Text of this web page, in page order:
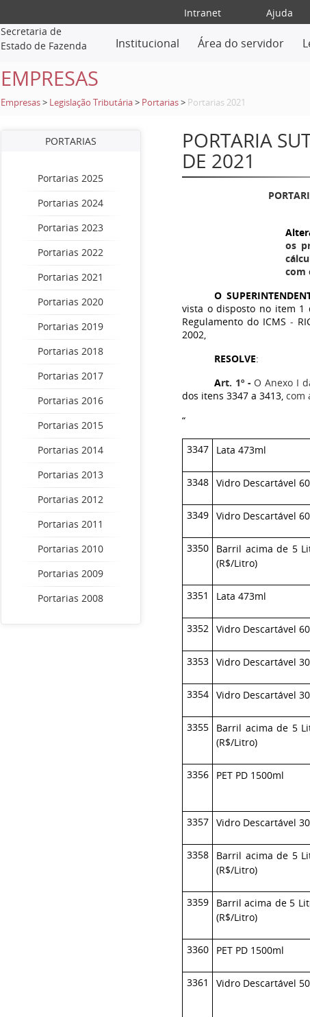
Intranet Ajuda
Secretaria de
Estado de Fazenda
Institucional Área do servidor
EMPRESAS
Empresas > Legislação Tributária > Portarias > Portarias 2021
PORTARIAS
Portarias 2025
Portarias 2024
Portarias 2023
Portarias 2022
Portarias 2021
Portarias 2020
Portarias 2019
Portarias 2018
Portarias 2017
Portarias 2016
Portarias 2015
Portarias 2014
Portarias 2013
Portarias 2012
Portarias 2011
Portarias 2010
Portarias 2009
Portarias 2008
PORTARIA
DE 2021
os
com
O
vista o disposto no item 1
Regulamento do ICMS -
2002,
RESOLVE:
Art. 1º - O Anexo I
dos itens 3347 a 3413, com
“
3347 Lata 473ml
3348 Vidro Descartável
3349 Vidro Descartável
3350
Barril acima de 5
(R$/Litro)
3351 Lata 473ml
3352 Vidro Descartável
3353 Vidro Descartável
3354 Vidro Descartável
3355
Barril acima de 5
(R$/Litro)
3356 PET PD 1500ml
3357 Vidro Descartável
3358
Barril acima de 5
(R$/Litro)
3359
Barril acima de 5
(R$/Litro)
3360 PET PD 1500ml
3361 Vidro Descartável